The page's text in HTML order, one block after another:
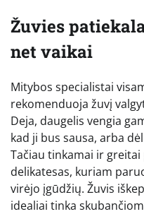
Žuvies
net vaikai
Mitybos specialistai
rekomenduoja žuvį
Deja, daugelis vengia
kad ji bus sausa, arba
Tačiau tinkamai ir
delikatesas, kuriam
virėjo įgūdžių. Žuvis
idealiai tinka